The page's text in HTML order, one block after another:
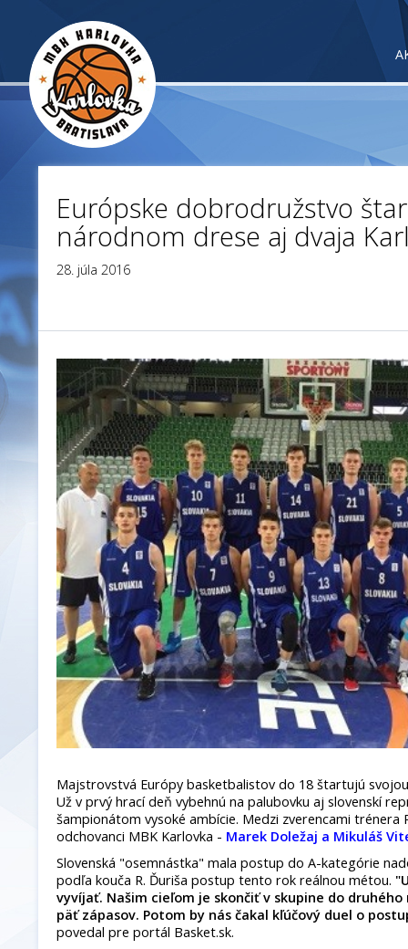
Európske dobrodružstvo
národnom drese aj dvaja
28. júla 2016
Majstrovstvá Európy basketbalistov do 18 štartujú
Už v prvý hrací deň vybehnú na palubovku aj slovenskí
šampionátom vysoké ambície. Medzi zverencami trénera
odchovanci MBK Karlovka - Marek Doležaj a Mikuláš
Slovenská "osemnástka" mala postup do A-kategórie
podľa kouča R. Ďuriša postup tento rok reálnou métou.
vyvíjať. Našim cieľom je skončiť v skupine do
päť zápasov. Potom by nás čakal kľúčový duel o
povedal pre portál Basket.sk.